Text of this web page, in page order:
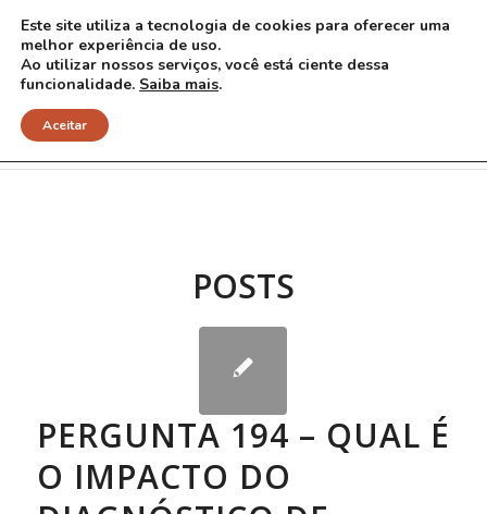
Arquivo para Tag: Joan Ablon
POSTS
PERGUNTA 194 – QUAL É
O IMPACTO DO
Este site utiliza a tecnologia de cookies para oferecer uma
melhor experiência de uso.
Ao utilizar nossos serviços, você está ciente dessa
funcionalidade. Saiba mais.
Aceitar